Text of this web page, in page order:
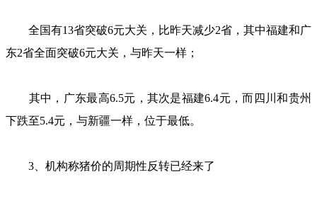
全国有13省突破6元大关，比昨天减少2省，其中福建和广
东2省全面突破6元大关，与昨天一样；
其中，广东最高6.5元，其次是福建6.4元，而四川和贵州
下跌至5.4元，与新疆一样，位于最低。
3、机构称猪价的周期性反转已经来了